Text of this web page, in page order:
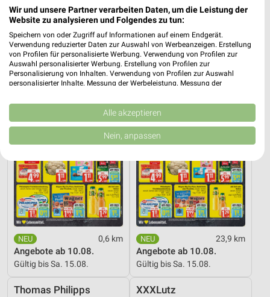
3,7 km
Dieter Knoll
Gültig bis Fr. 14.08.
3,7 km
Wohnen Spezial
Gültig bis Fr. 14.08.
EDEKA
0,6 km
Angebote ab 10.08.
Gültig bis Sa. 15.08.
EDEKA
23,9 km
Angebote ab 10.08.
Gültig bis Sa. 15.08.
Thomas Philipps XXXLutz
Wir und unsere Partner verarbeiten Daten, um die Leistung der
Website zu analysieren und Folgendes zu tun:
Speichern von oder Zugriff auf Informationen auf einem Endgerät.
Verwendung reduzierter Daten zur Auswahl von Werbeanzeigen. Erstellung
von Profilen für personalisierte Werbung. Verwendung von Profilen zur
Auswahl personalisierter Werbung. Erstellung von Profilen zur
Personalisierung von Inhalten. Verwendung von Profilen zur Auswahl
personalisierter Inhalte. Messung der Werbeleistung. Messung der
Kombinationen von Daten aus verschiedenen Quellen. Entwicklung und
Verbesserung der Angebote. Verwendung reduzierter Daten zur Auswahl
von Inhalten.
Daten können außerhalb der Europäischen Union weitergegeben und in die
Website/App.
Partnerliste anzeigen (1 IAB-Anbieter)
Wir nutzen Ihre Daten für folgende Zwecke:
IAB-Verarbeitungszwecke:
Speichern von oder Zugriff auf Informationen
auf einem Endgerät
Verwendung reduzierter Daten zur Auswahl von
Alle akzeptieren
Nein, anpassen